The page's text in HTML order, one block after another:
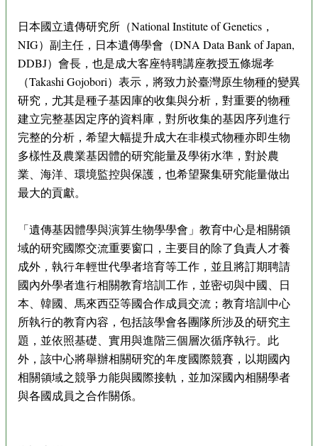
日本國立遺傳研究所（National Institute of Genetics，
NIG）副主任，日本遺傳學會（DNA Data Bank of Japan,
DDBJ）會長，也是成大客座特聘講座教授五條堀孝
（Takashi Gojobori）表示，將致力於臺灣原生物種的變異
研究，尤其是種子基因庫的收集與分析，對重要的物種
建立完整基因定序的資料庫，對所收集的基因序列進行
完整的分析，希望大幅提升成大在非模式物種亦即生物
多樣性及農業基因體的研究能量及學術水準，對於農
業、海洋、環境監控與保護，也希望聚集研究能量做出
最大的貢獻。
「遺傳基因體學與演算生物學學會」教育中心是相關領
域的研究國際交流重要窗口，主要目的除了負責人才養
成外，執行年輕世代學者培育等工作，並且將訂期聘請
國內外學者進行相關教育培訓工作，並密切與中國、日
本、韓國、馬來西亞等國合作成員交流；教育培訓中心
所執行的教育內容，包括該學會各團隊所涉及的研究主
題，並依照基礎、實用與進階三個層次循序執行。此
外，該中心將舉辦相關研究的年度國際競賽，以期國內
相關領域之競爭力能與國際接軌，並加深國內相關學者
與各國成員之合作關係。